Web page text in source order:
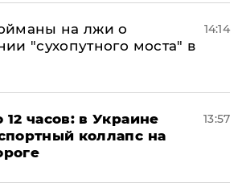
на лжи о
"сухопутного моста" в
14:14
часов: в Украине
коллапс на
13:57